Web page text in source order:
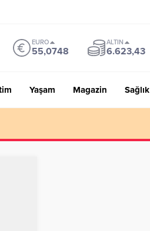
EURO
55,0748
ALTIN
6.623,43
Yaşam Magazin Sağlık